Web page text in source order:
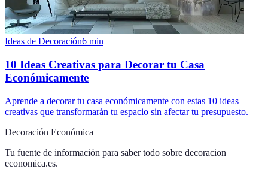
Ideas de Decoración6 min
10 Ideas Creativas para Decorar tu Casa
Económicamente
Aprende a decorar tu casa económicamente con estas 10 ideas
creativas que transformarán tu espacio sin afectar tu presupuesto.
Decoración Económica
Tu fuente de información para saber todo sobre decoracion
economica.es.